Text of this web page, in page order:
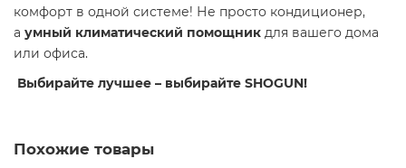
комфорт в одной системе! Не просто кондиционер,
а умный климатический помощник для вашего дома
или офиса.
Выбирайте лучшее – выбирайте SHOGUN!
Похожие товары